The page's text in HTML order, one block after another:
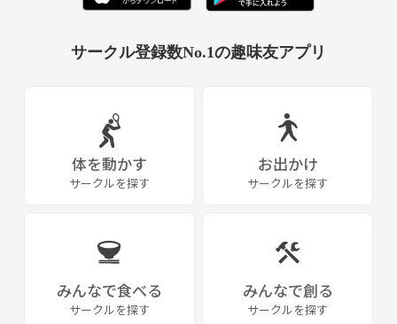
サークル登録数No.1の趣味友アプリ
体を動かす
サークルを探す
お出かけ
サークルを探す
みんなで食べる
サークルを探す
みんなで創る
サークルを探す